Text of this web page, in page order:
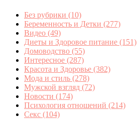
Без рубрики (10)
Беременность и Детки (277)
Видео (49)
Диеты и Здоровое питание (151)
Домоводство (55)
Интересное (287)
Красота и Здоровье (382)
Мода и стиль (278)
Мужской взгляд (72)
Новости (174)
Психология отношений (214)
Секс (104)